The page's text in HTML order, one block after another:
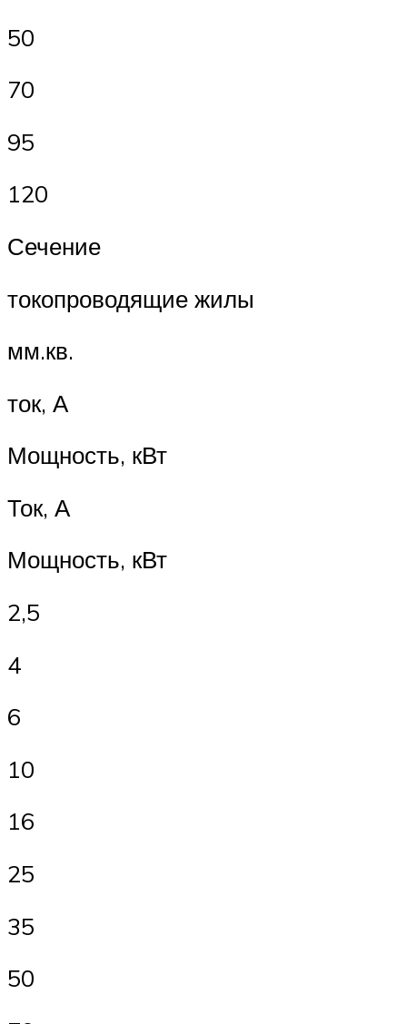
50
70
95
120
Сечение
токопроводящие жилы
мм.кв.
ток, А
Мощность, кВт
Ток, А
Мощность, кВт
2,5
4
6
10
16
25
35
50